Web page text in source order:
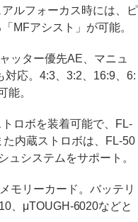
ルフォーカス時には、ピ
MFアシスト」が可能。
ッター優先AE、マニュ
対応。4:3、3:2、16:9、6:
能。
ロボを装着可能で、FL-
内蔵ストロボは、FL-50
ュシステムをサポート。
モリーカード。バッテリ
、μTOUGH-6020などと